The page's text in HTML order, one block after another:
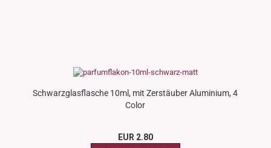
Schwarzglasflasche 10ml, mit Zerstäuber Aluminium, 4
Color
EUR 2.80